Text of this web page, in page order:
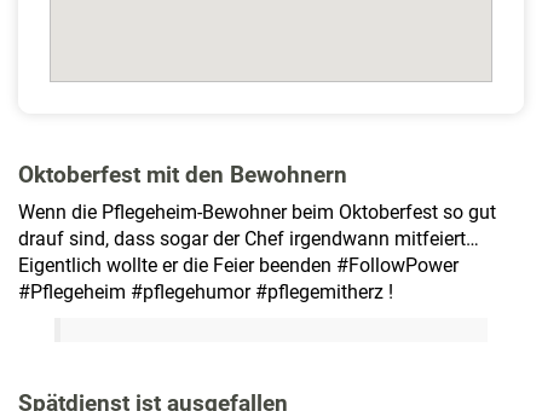
Oktoberfest mit den Bewohnern
Wenn die Pflegeheim-Bewohner beim Oktoberfest so gut
drauf sind, dass sogar der Chef irgendwann mitfeiert…
Eigentlich wollte er die Feier beenden #FollowPower
#Pflegeheim #pflegehumor #pflegemitherz !
Spätdienst ist ausgefallen